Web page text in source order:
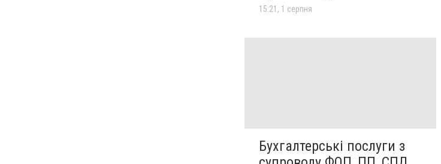
15:21, 1 серпня
Бухгалтерські послуги з